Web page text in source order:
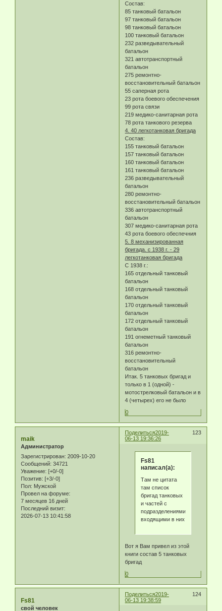
Состав:
85 танковый батальон
97 танковый батальон
98 танковый батальон
100 танковый батальон
232 разведывательный
батальон
321 автотранспортный
батальон
275 ремонтно-
восстановительный батальон
55 саперная рота
23 рота боевого обеспечения
99 рота связи
219 медико-санитарная рота
78 рота танкового резерва
4. 40 легкотанковая бригада
Состав:
155 танковый батальон
157 танковый батальон
160 танковый батальон
161 танковый батальон
236 разведывательный
батальон
280 ремонтно-
восстановительный батальон
336 автотранспортный
батальон
307 медико-санитарная рота
43 рота боевого обеспечния
5. 8 механизированная
бригада. с 1938 г. - 29
легкотанковая бригада
С 1938 г.:
165 отдельный танковый
батальон
168 отдельный танковый
батальон
170 отдельный танковый
батальон
172 отдельный танковый
батальон
191 огнеметный танковый
батальон
316 ремонтно-
восстановительный
батальон
Итак. 5 танковых бригад и
только в 1 (одной) -
мотострелковый батальон и в
4 (четырех) его не было
0
Поделиться 123
2019-
06-13 19:36:26
maik
Администратор
Зарегистрирован: 2009-10-20
Сообщений: 34721
Уважение: [+0/-0]
Позитив: [+3/-0]
Пол: Мужской
Провел на форуме:
7 месяцев 16 дней
Последний визит:
2026-07-13 10:41:58
Fs81
написал(а):
Там не цитата
там список
бригад танковых
и частей с
подразделениями
входящими в них
Вот я Вам привел из этой
книги состав 5 танковых
бригад
0
Поделиться 124
2019-
06-13 19:38:59
Fs81
свой человек